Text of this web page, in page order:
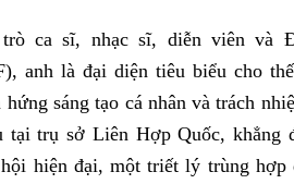
ca sĩ, nhạc sĩ, diễn viên và
anh là đại diện tiêu biểu cho
hứng sáng tạo cá nhân và trách
tại trụ sở Liên Hợp Quốc, khẳng
hiện đại, một triết lý trùng